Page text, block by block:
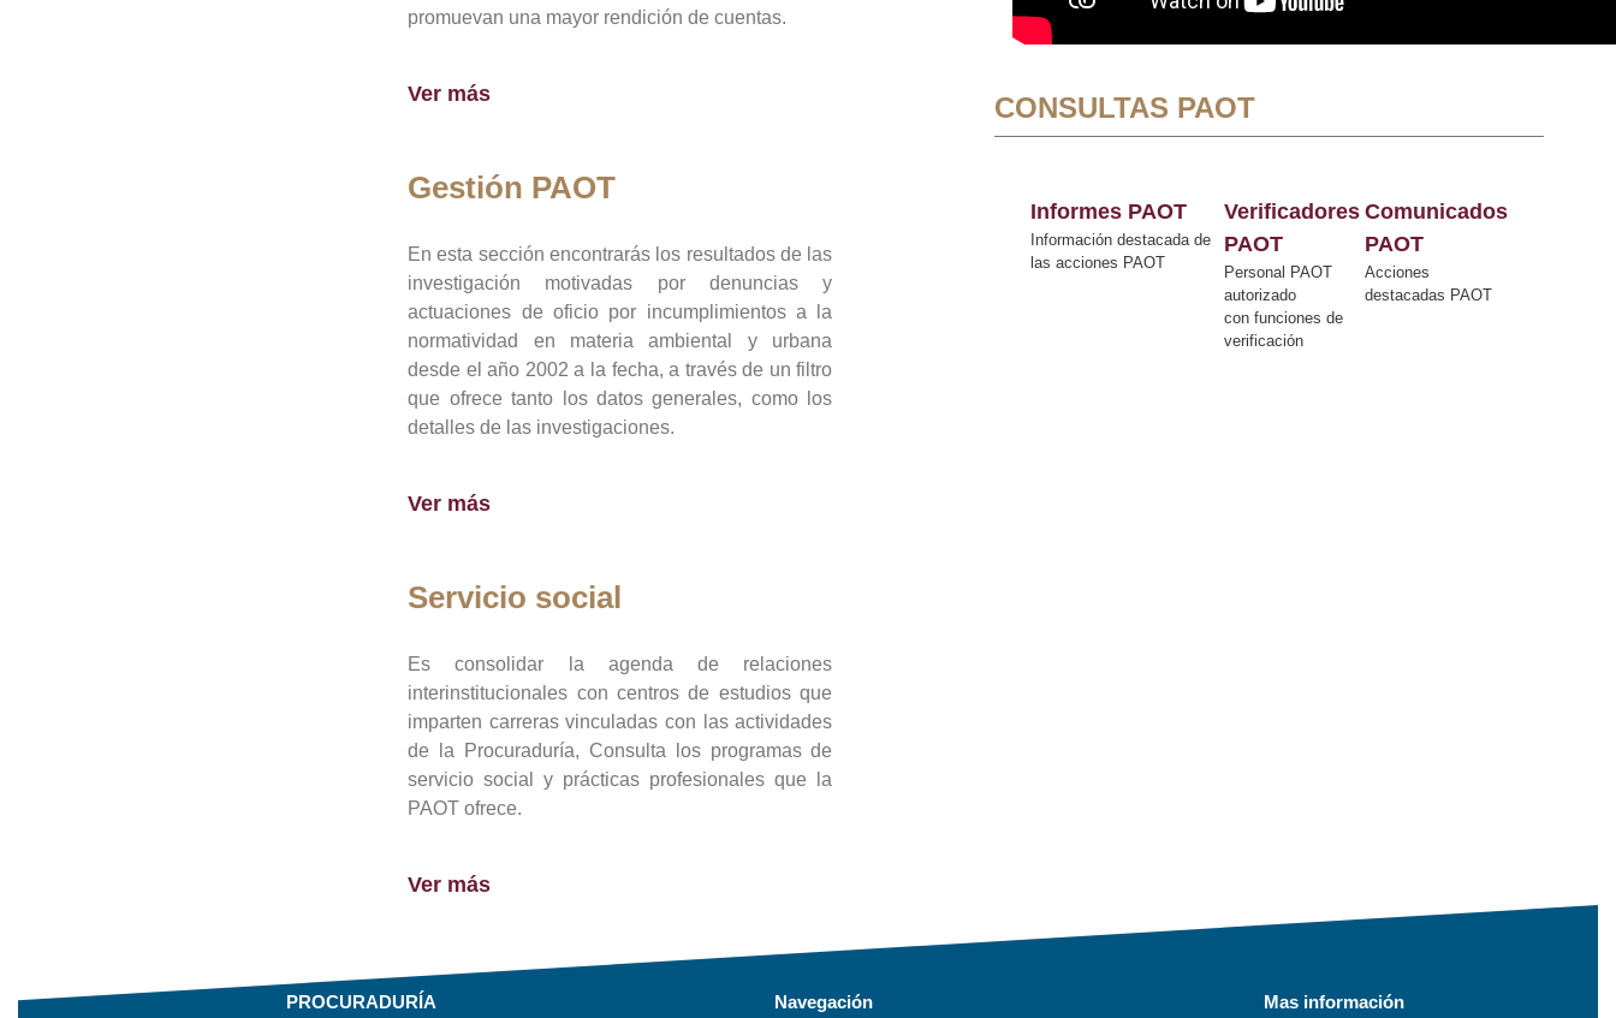
promuevan una mayor rendición de cuentas.
Ver más
Gestión PAOT
En esta sección encontrarás los resultados de las
investigación motivadas por denuncias y
actuaciones de oficio por incumplimientos a la
normatividad en materia ambiental y urbana
desde el año 2002 a la fecha, a través de un filtro
que ofrece tanto los datos generales, como los
detalles de las investigaciones.
Ver más
Servicio social
Es consolidar la agenda de relaciones
interinstitucionales con centros de estudios que
imparten carreras vinculadas con las actividades
de la Procuraduría, Consulta los programas de
servicio social y prácticas profesionales que la
PAOT ofrece.
Ver más
CONSULTAS PAOT
Informes PAOT
Información destacada de
las acciones PAOT
Verificadores
PAOT
Personal PAOT
autorizado
con funciones de
verificación
Comunicados
PAOT
Acciones
destacadas PAOT
PROCURADURÍA Navegación Mas información